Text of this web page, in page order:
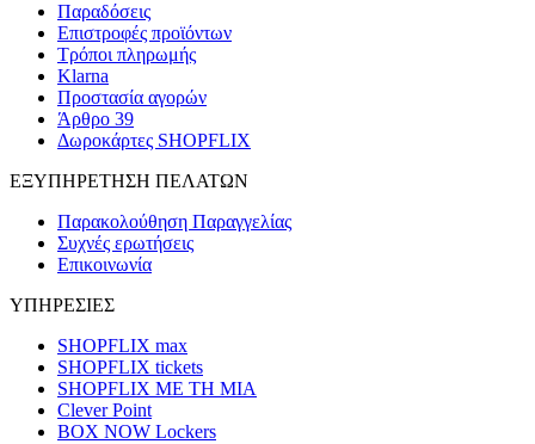
Παραδόσεις
Επιστροφές προϊόντων
Τρόποι πληρωμής
Klarna
Προστασία αγορών
Άρθρο 39
Δωροκάρτες SHOPFLIX
ΕΞΥΠΗΡΕΤΗΣΗ ΠΕΛΑΤΩΝ
Παρακολούθηση Παραγγελίας
Συχνές ερωτήσεις
Επικοινωνία
ΥΠΗΡΕΣΙΕΣ
SHOPFLIX max
SHOPFLIX tickets
SHOPFLIX ΜΕ ΤΗ ΜΙΑ
Clever Point
BOX NOW Lockers